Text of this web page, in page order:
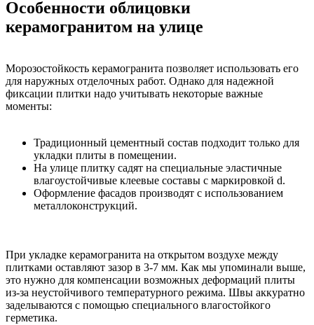
Особенности облицовки
керамогранитом на улице
Морозостойкость керамогранита позволяет использовать его
для наружных отделочных работ. Однако для надежной
фиксации плитки надо учитывать некоторые важные
моменты:
Традиционный цементный состав подходит только для
укладки плиты в помещении.
На улице плитку садят на специальные эластичные
влагоустойчивые клеевые составы с маркировкой d.
Оформление фасадов производят с использованием
металлоконструкций.
При укладке керамогранита на открытом воздухе между
плитками оставляют зазор в 3-7 мм. Как мы упоминали выше,
это нужно для компенсации возможных деформаций плиты
из-за неустойчивого температурного режима. Швы аккуратно
заделываются с помощью специального влагостойкого
герметика.